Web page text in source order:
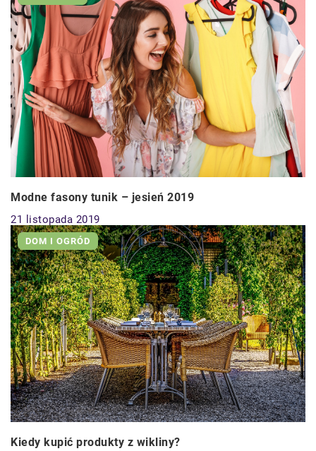
Modne fasony tunik – jesień 2019
21 listopada 2019
DOM I OGRÓD
Kiedy kupić produkty z wikliny?